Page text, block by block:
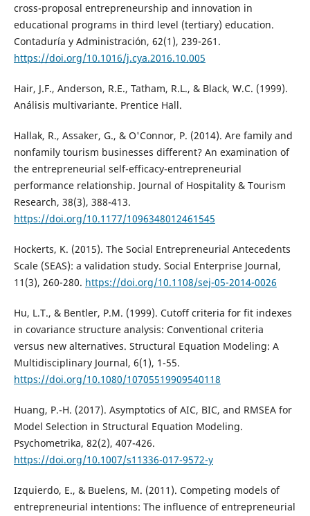
cross-proposal entrepreneurship and innovation in
educational programs in third level (tertiary) education.
Contaduría y Administración, 62(1), 239-261.
https://doi.org/10.1016/j.cya.2016.10.005
Hair, J.F., Anderson, R.E., Tatham, R.L., & Black, W.C. (1999).
Análisis multivariante. Prentice Hall.
Hallak, R., Assaker, G., & O'Connor, P. (2014). Are family and
nonfamily tourism businesses different? An examination of
the entrepreneurial self-efficacy-entrepreneurial
performance relationship. Journal of Hospitality & Tourism
Research, 38(3), 388-413.
https://doi.org/10.1177/1096348012461545
Hockerts, K. (2015). The Social Entrepreneurial Antecedents
Scale (SEAS): a validation study. Social Enterprise Journal,
11(3), 260-280. https://doi.org/10.1108/sej-05-2014-0026
Hu, L.T., & Bentler, P.M. (1999). Cutoff criteria for fit indexes
in covariance structure analysis: Conventional criteria
versus new alternatives. Structural Equation Modeling: A
Multidisciplinary Journal, 6(1), 1-55.
https://doi.org/10.1080/10705519909540118
Huang, P.-H. (2017). Asymptotics of AIC, BIC, and RMSEA for
Model Selection in Structural Equation Modeling.
Psychometrika, 82(2), 407-426.
https://doi.org/10.1007/s11336-017-9572-y
Izquierdo, E., & Buelens, M. (2011). Competing models of
entrepreneurial intentions: The influence of entrepreneurial